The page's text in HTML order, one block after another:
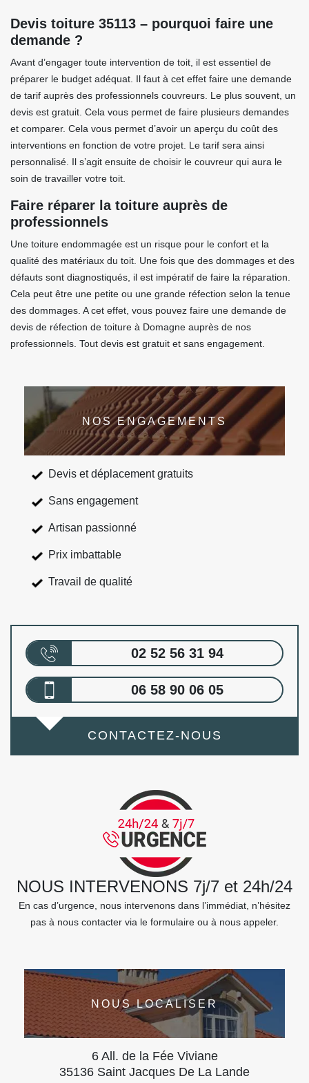
Devis toiture 35113 – pourquoi faire une
demande ?
Avant d’engager toute intervention de toit, il est essentiel de
préparer le budget adéquat. Il faut à cet effet faire une demande
de tarif auprès des professionnels couvreurs. Le plus souvent, un
devis est gratuit. Cela vous permet de faire plusieurs demandes
et comparer. Cela vous permet d’avoir un aperçu du coût des
interventions en fonction de votre projet. Le tarif sera ainsi
personnalisé. Il s’agit ensuite de choisir le couvreur qui aura le
soin de travailler votre toit.
Faire réparer la toiture auprès de
professionnels
Une toiture endommagée est un risque pour le confort et la
qualité des matériaux du toit. Une fois que des dommages et des
défauts sont diagnostiqués, il est impératif de faire la réparation.
Cela peut être une petite ou une grande réfection selon la tenue
des dommages. A cet effet, vous pouvez faire une demande de
devis de réfection de toiture à Domagne auprès de nos
professionnels. Tout devis est gratuit et sans engagement.
NOS ENGAGEMENTS
Devis et déplacement gratuits
Sans engagement
Artisan passionné
Prix imbattable
Travail de qualité
02 52 56 31 94
06 58 90 06 05
CONTACTEZ-NOUS
NOUS INTERVENONS 7j/7 et 24h/24
En cas d’urgence, nous intervenons dans l’immédiat, n’hésitez
pas à nous contacter via le formulaire ou à nous appeler.
NOUS LOCALISER
6 All. de la Fée Viviane
35136 Saint Jacques De La Lande